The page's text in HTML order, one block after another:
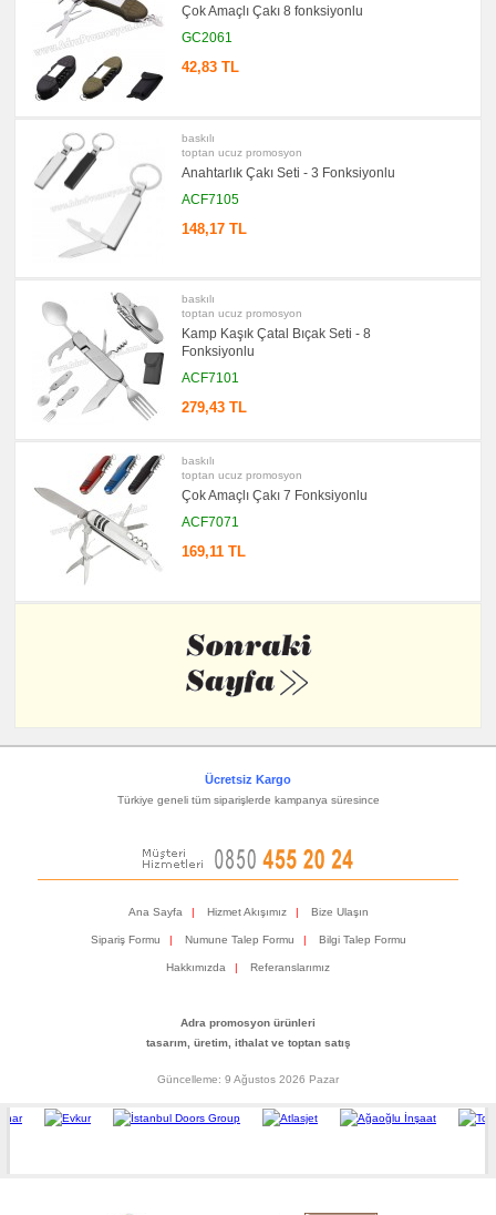
Çok Amaçlı Çakı 8 fonksiyonlu
GC2061
42,83 TL
baskılı
toptan ucuz promosyon
Anahtarlık Çakı Seti - 3 Fonksiyonlu
ACF7105
148,17 TL
baskılı
toptan ucuz promosyon
Kamp Kaşık Çatal Bıçak Seti - 8
Fonksiyonlu
ACF7101
279,43 TL
baskılı
toptan ucuz promosyon
Çok Amaçlı Çakı 7 Fonksiyonlu
ACF7071
169,11 TL
Ücretsiz Kargo
Türkiye geneli tüm siparişlerde kampanya süresince
Ana Sayfa | Hizmet Akışımız | Bize Ulaşın
Sipariş Formu | Numune Talep Formu | Bilgi Talep Formu
Hakkımızda | Referanslarımız
Adra promosyon ürünleri
tasarım, üretim, ithalat ve toptan satış
Güncelleme: 9 Ağustos 2026 Pazar